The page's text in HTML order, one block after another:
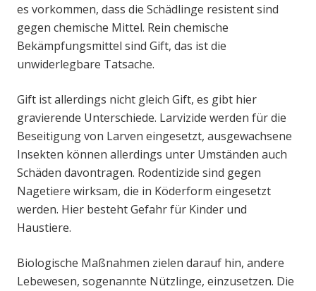
es vorkommen, dass die Schädlinge resistent sind
gegen chemische Mittel. Rein chemische
Bekämpfungsmittel sind Gift, das ist die
unwiderlegbare Tatsache.
Gift ist allerdings nicht gleich Gift, es gibt hier
gravierende Unterschiede. Larvizide werden für die
Beseitigung von Larven eingesetzt, ausgewachsene
Insekten können allerdings unter Umständen auch
Schäden davontragen. Rodentizide sind gegen
Nagetiere wirksam, die in Köderform eingesetzt
werden. Hier besteht Gefahr für Kinder und
Haustiere.
Biologische Maßnahmen zielen darauf hin, andere
Lebewesen, sogenannte Nützlinge, einzusetzen. Die